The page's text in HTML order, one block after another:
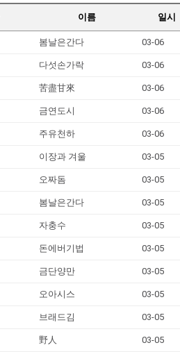
이름 일시
봄날은간다 03-06
다섯손가락 03-06
苦盡甘來 03-06
금연도시 03-06
주유천하 03-06
이장과 겨울 03-05
오짜돔 03-05
봄날은간다 03-05
자충수 03-05
돈에버기법 03-05
금단양만 03-05
오아시스 03-05
브래드김 03-05
野人 03-05